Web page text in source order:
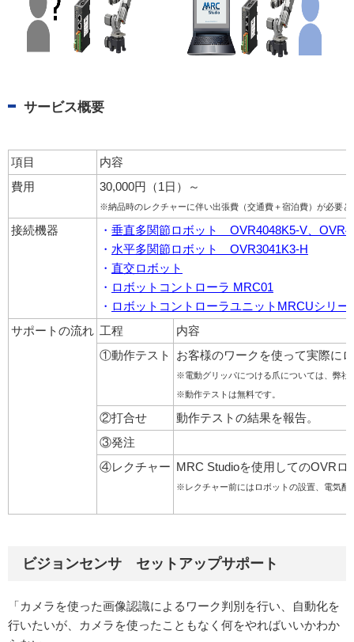
サービス概要
項目
内容
費用
30,000円（1日）～
※納品時のレクチャーに伴い出張費（交通費＋宿泊費）が必要と
接続機器 ・ 垂直多関節ロボット OVR4048K5-V、
・ 水平多関節ロボット OVR3041K3-H
・ 直交ロボット
・ ロボットコントローラ MRC01
・ ロボットコントローラユニットMRCUシリー
サポートの流れ 工程
内容
①動作テスト
お客様のワークを使って実際に
※電動グリッパにつける爪については、弊社
※動作テストは無料です。
②打合せ
動作テストの結果を報告。
③発注
④レクチャー MRC Studioを使用してのOVR
※レクチャー前にはロボットの設置、電気配
ビジョンセンサ セットアップサポート
「カメラを使った画像認識によるワーク判別を行い、自動化を
行いたいが、カメラを使ったこともなく何をやればいいかわか